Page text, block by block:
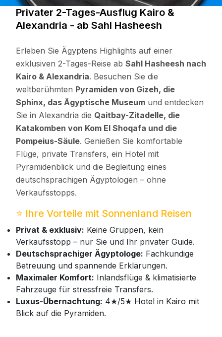
Privater 2-Tages-Ausflug Kairo &
Alexandria - ab Sahl Hasheesh
Erleben Sie Ägyptens Highlights auf einer
exklusiven 2-Tages-Reise ab Sahl Hasheesh nach
Kairo & Alexandria. Besuchen Sie die
weltberühmten Pyramiden von Gizeh, die
Sphinx, das Ägyptische Museum und entdecken
Sie in Alexandria die Qaitbay-Zitadelle, die
Katakomben von Kom El Shoqafa und die
Pompeius-Säule. Genießen Sie komfortable
Flüge, private Transfers, ein Hotel mit
Pyramidenblick und die Begleitung eines
deutschsprachigen Ägyptologen – ohne
Verkaufsstopps.
⭐ Ihre Vorteile mit Sonnenland Reisen
Privat & exklusiv: Keine Gruppen, kein
Verkaufsstopp – nur Sie und Ihr privater Guide.
Deutschsprachiger Ägyptologe: Fachkundige
Betreuung und spannende Erklärungen.
Maximaler Komfort: Inlandsflüge & klimatisierte
Fahrzeuge für stressfreie Transfers.
Luxus-Übernachtung: 4★/5★ Hotel in Kairo mit
Blick auf die Pyramiden.